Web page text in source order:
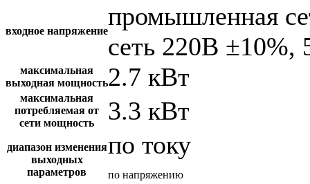
входное напряжение
промышленная
сеть 220В ±10%,
максимальная
выходная мощность2.7 кВт
максимальная
потребляемая от
сети мощность
3.3 кВт
диапазон изменения
выходных
параметров
по току
по напряжению